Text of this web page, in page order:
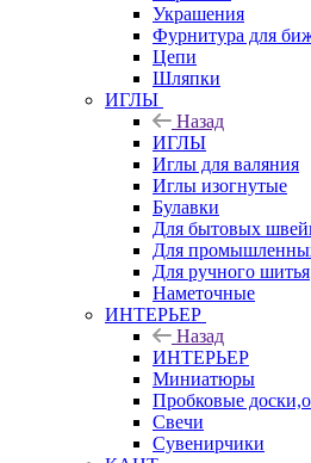
Украшения
Фурнитура для
Цепи
Шляпки
ИГЛЫ
Назад
ИГЛЫ
Иглы для валяния
Иглы изогнутые
Булавки
Для бытовых
Для
Для ручного шитья
Наметочные
ИНТЕРЬЕР
Назад
ИНТЕРЬЕР
Миниатюры
Пробковые
Свечи
Сувенирчики